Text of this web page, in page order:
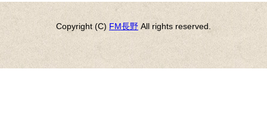
Copyright (C) FM長野 All rights reserved.